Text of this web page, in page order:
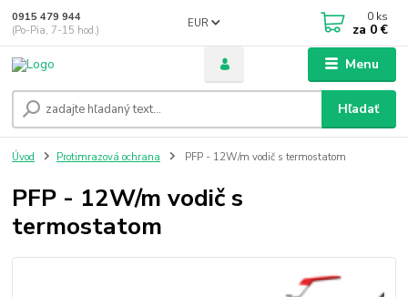
Menu
EUR
Hľadať
0915 479 944
(Po-Pia, 7-15 hod.)
0 ks
za 0 €
Úvod Protimrazová ochrana PFP - 12W/m vodič s termostatom
PFP - 12W/m vodič s
termostatom